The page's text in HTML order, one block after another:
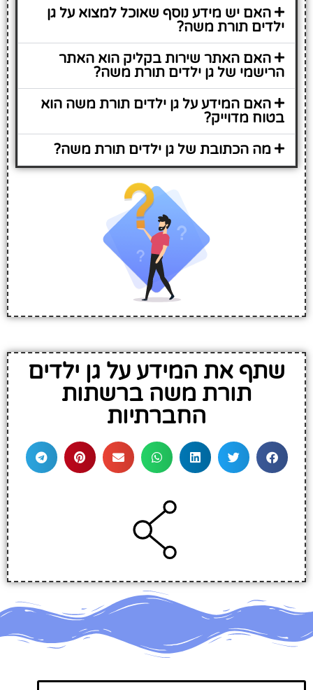
האם יש מידע נוסף שאוכל למצוא על גן
ילדים תורת משה?
האם האתר שירות בקליק הוא האתר
הרישמי של גן ילדים תורת משה?
האם המידע על גן ילדים תורת משה הוא
בטוח מדוייק?
מה הכתובת של גן ילדים תורת משה?
שתף את המידע על גן ילדים
תורת משה ברשתות
החברתיות